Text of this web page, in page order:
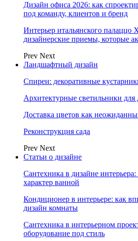
Дизайн офиса 2026: как
под команду, клиентов и бренд
Интерьер итальянского палаццо
дизайнерские приемы, которые
Prev Next
Ландшафтный дизайн
Спиреи: декоративные
Архитектурные светильники для
Доставка цветов как
Реконструкция сада
Prev Next
Статьи о дизайне
Сантехника в дизайне
характер ванной
Кондиционер в интерьере: как
дизайн комнаты
Сантехника в интерьерном
оборудование под стиль